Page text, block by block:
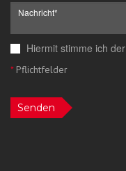
Hiermit stimme ich der
*Pflichtfelder
Senden